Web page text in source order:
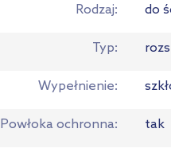
Rodzaj do
Typ
Wypełnienie
Powłoka ochronna tak